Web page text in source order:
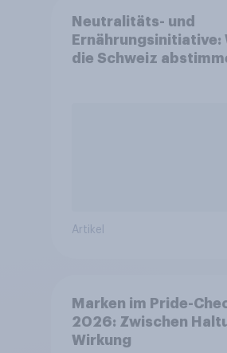
Neutralitäts- und
Ernährungsinitiative:
die Schweiz
Artikel
Marken im Pride-
2026: Zwischen
Wirkung